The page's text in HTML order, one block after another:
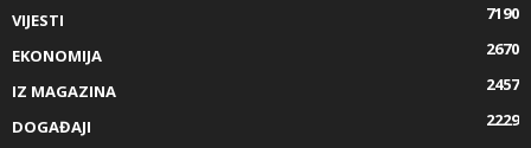
VIJESTI
7190
EKONOMIJA
2670
IZ MAGAZINA
2457
DOGAĐAJI
2229